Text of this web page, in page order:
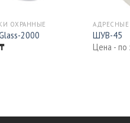
ОХРАННЫЕ
2000
₸
ШУВ-45
Цена - по